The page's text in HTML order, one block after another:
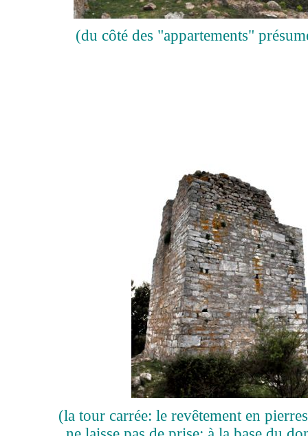
(du côté des "appartements"
(la tour carrée: le revêtement en